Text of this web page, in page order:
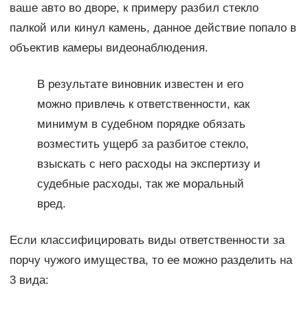
ваше авто во дворе, к примеру разбил стекло
палкой или кинул камень, данное действие попало в
объектив камеры видеонаблюдения.
В результате виновник известен и его
можно привлечь к ответственности, как
минимум в судебном порядке обязать
возместить ущерб за разбитое стекло,
взыскать с него расходы на экспертизу и
судебные расходы, так же моральный
вред.
Если классифицировать виды ответственности за
порчу чужого имущества, то ее можно разделить на
3 вида: